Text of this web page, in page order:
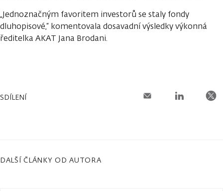
„Jednoznačným favoritem investorů se staly fondy
dluhopisové,“ komentovala dosavadní výsledky výkonná
ředitelka AKAT Jana Brodani.
SDÍLENÍ
DALŠÍ ČLÁNKY OD AUTORA